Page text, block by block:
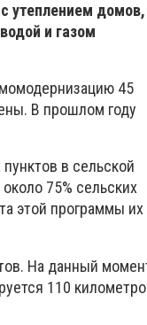
утеплением домов,
и газом
45
В прошлом году
в сельской
75% сельских
этой программы их
На данный
110